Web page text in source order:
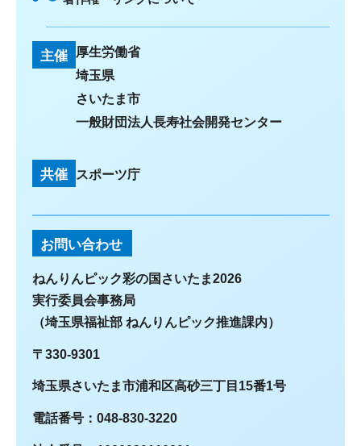
主催
厚生労働省
埼玉県
さいたま市
一般財団法人長寿社会開発センター
共催 スポーツ庁
お問い合わせ
ねんりんピック彩の国さいたま2026
実行委員会事務局
（埼玉県福祉部 ねんりんピック推進課内）
〒330-9301
埼玉県さいたま市浦和区高砂三丁目15番1号
電話番号：048-830-3220